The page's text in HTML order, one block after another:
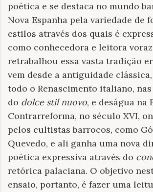
poética e se destaca no mundo
Nova Espanha pela variedade de
estilos através dos quais é
como conhecedora e leitora
retrabalhou essa vasta tradição
vem desde a antiguidade
todo o Renascimento italiano,
do dolce stil nuovo, e deságua na
Contrarreforma, no século XVI,
pelos cultistas barrocos, como
Quevedo, e ali ganha uma nova
poética expressiva através do
retórica palaciana. O objetivo
ensaio, portanto, é fazer uma